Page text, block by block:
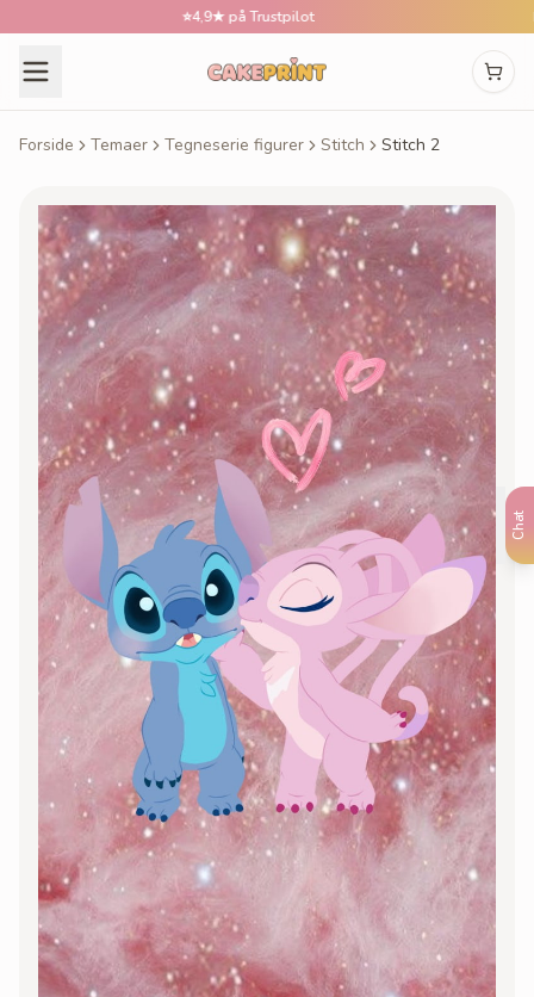
Chat
4,9★ på Trustpilot
Forside Temaer Tegneserie figurer Stitch Stitch 2